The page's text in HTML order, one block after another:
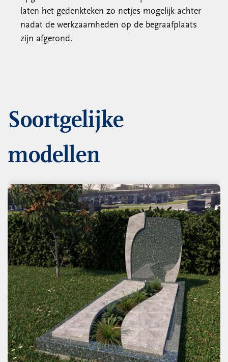
laten het gedenkteken zo netjes mogelijk achter
nadat de werkzaamheden op de begraafplaats
zijn afgerond.
Soortgelijke
modellen